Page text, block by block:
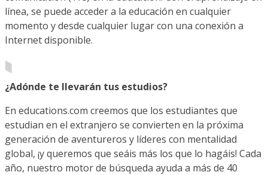
línea, se puede acceder a la educación en cualquier
momento y desde cualquier lugar con una conexión a
Internet disponible.
¿Adónde te llevarán tus estudios?
En educations.com creemos que los estudiantes que
estudian en el extranjero se convierten en la próxima
generación de aventureros y líderes con mentalidad
global, ¡y queremos que seáis más los que lo hagáis! Cada
año, nuestro motor de búsqueda ayuda a más de 40